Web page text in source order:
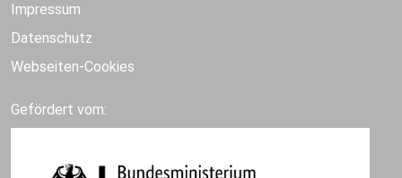
Impressum
Datenschutz
Webseiten-Cookies
Gefördert vom: